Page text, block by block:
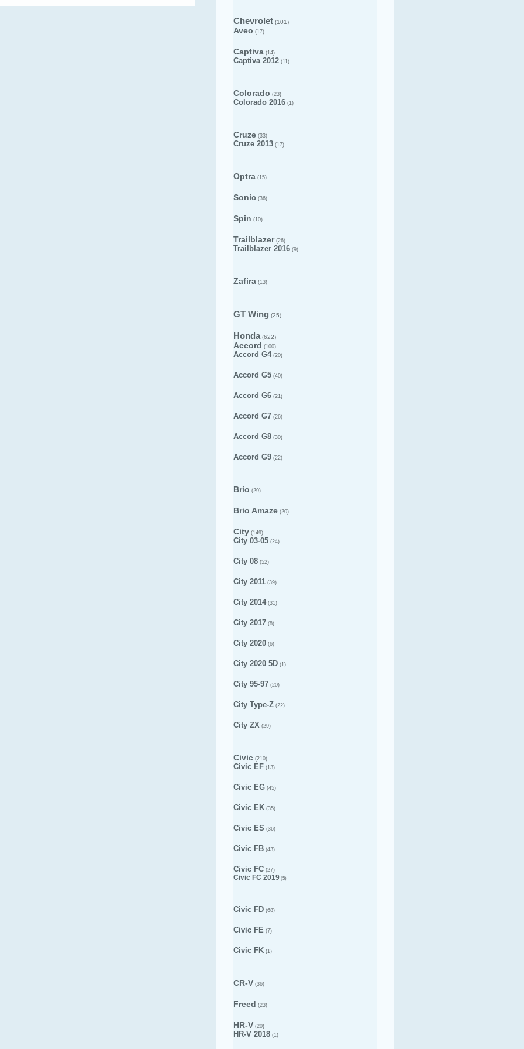
Chevrolet (101)
Aveo (17)
Captiva (14)
Captiva 2012 (11)
Colorado (23)
Colorado 2016 (1)
Cruze (33)
Cruze 2013 (17)
Optra (15)
Sonic (36)
Spin (10)
Trailblazer(26)
Trailblazer 2016 (9)
Zafira (13)
GT Wing (25)
Honda (622)
Accord (100)
Accord G4(20)
Accord G5 (40)
Accord G6 (21)
Accord G7 (26)
Accord G8 (30)
Accord G9 (22)
Brio (29)
Brio Amaze (20)
City (149)
City 03-05 (24)
City 08 (52)
City 2011 (39)
City 2014(31)
City 2017 (8)
City 2020 (6)
City 2020 5D (1)
City 95-97 (20)
City Type-Z (22)
City ZX (29)
Civic (210)
Civic EF (13)
Civic EG (45)
Civic EK (35)
Civic ES (36)
Civic FB (43)
Civic FC (27)
Civic FC 2019 (5)
Civic FD (68)
Civic FE (7)
Civic FK (1)
CR-V (36)
Freed (23)
HR-V (20)
HR-V 2018 (1)